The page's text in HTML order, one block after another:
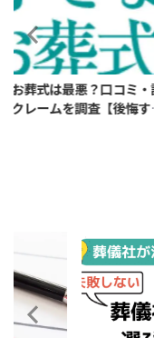
コミ・評
後悔す
【口コ
の評判